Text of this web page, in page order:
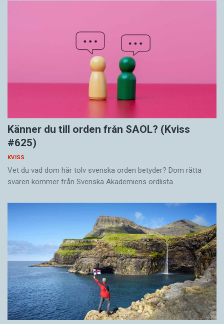
Känner du till orden från SAOL? (Kviss
#625)
KVISS
Vet du vad dom här tolv svenska orden betyder? Dom rätta
svaren kommer från Svenska Akademiens ordlista.